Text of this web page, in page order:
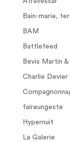
Bain-marie,
BAM
Battlefeed
Bevis Martin &
Charlie Devier
faireungeste
Hypernuit
La Galerie